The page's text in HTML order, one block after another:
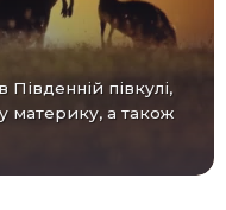
материку, а також